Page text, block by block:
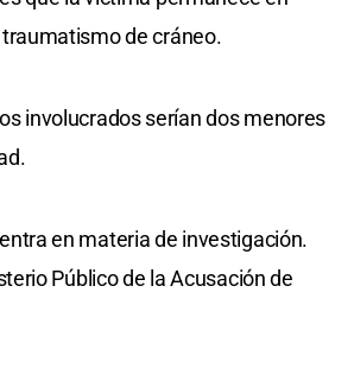
de cráneo.
involucrados serían dos menores
en materia de investigación.
Público de la Acusación de